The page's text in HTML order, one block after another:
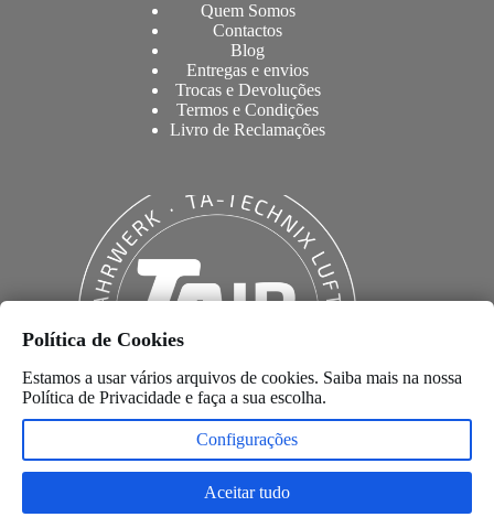
Quem Somos
Contactos
Blog
Entregas e envios
Trocas e Devoluções
Termos e Condições
Livro de Reclamações
Política de Cookies
Estamos a usar vários arquivos de cookies. Saiba mais na nossa
Política de Privacidade e faça a sua escolha.
Configurações
Aceitar tudo